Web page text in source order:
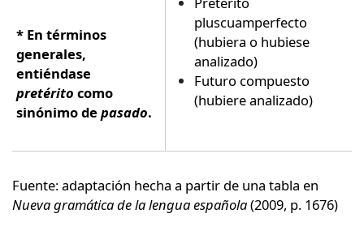
* En términos
generales,
entiéndase
pretérito como
sinónimo de pasado.
pluscuamperfecto
(hubiera o hubiese
analizado)
Futuro compuesto
(hubiere analizado)
Fuente: adaptación hecha a partir de una tabla en
Nueva gramática de la lengua española(2009, p. 1676)